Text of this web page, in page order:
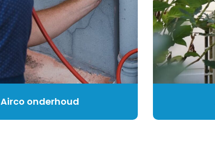
Airco onderhoud